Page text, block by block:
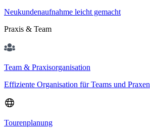
Neukundenaufnahme leicht gemacht
Praxis & Team
Team & Praxisorganisation
Effiziente Organisation für Teams und Praxen
Tourenplanung